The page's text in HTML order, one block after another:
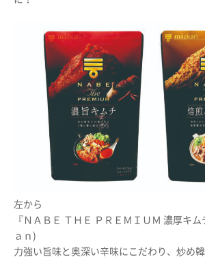
左から
『ＮＡＢＥ ＴＨＥ ＰＲＥＭＩＵＭ 濃厚キ
ａｎ)
力強い旨味と奥深い辛味にこだわり、炒め